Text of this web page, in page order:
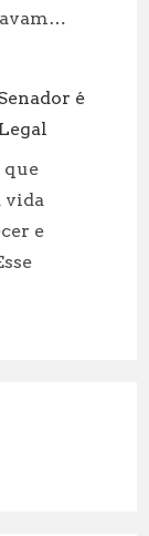
é
que
vida
e